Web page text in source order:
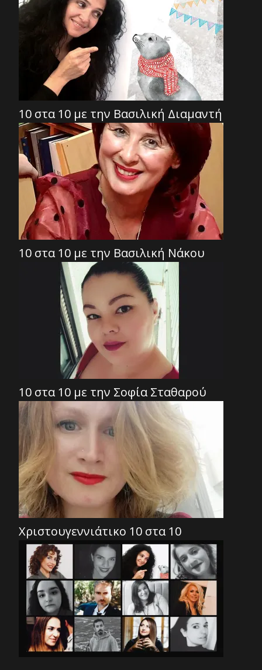
10 στα 10 με την Βασιλική Διαμαντή
10 στα 10 με την Βασιλική Νάκου
10 στα 10 με την Σοφία Σταθαρού
Χριστουγεννιάτικο 10 στα 10